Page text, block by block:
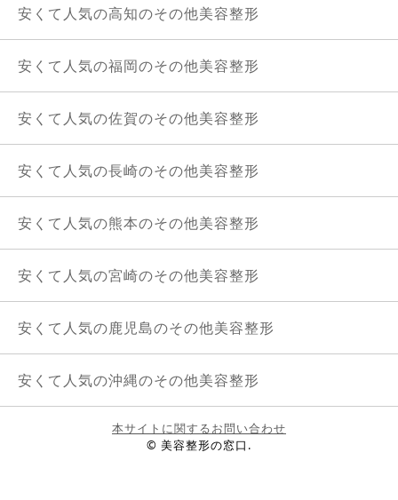
安くて人気の高知のその他美容整形
安くて人気の福岡のその他美容整形
安くて人気の佐賀のその他美容整形
安くて人気の長崎のその他美容整形
安くて人気の熊本のその他美容整形
安くて人気の宮崎のその他美容整形
安くて人気の鹿児島のその他美容整形
安くて人気の沖縄のその他美容整形
本サイトに関するお問い合わせ
© 美容整形の窓口.